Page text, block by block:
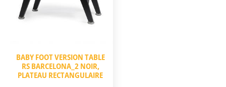
BABY FOOT VERSION TABLE
RS BARCELONA_2 NOIR,
PLATEAU RECTANGULAIRE